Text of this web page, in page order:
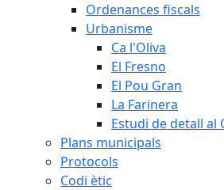
Ordenances fiscals
Urbanisme
Ca l'Oliva
El Fresno
El Pou Gran
La Farinera
Estudi de detall al
Plans municipals
Protocols
Codi ètic